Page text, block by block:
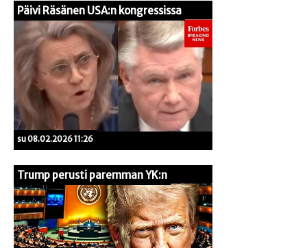
Päivi Räsänen USA:n kongressissa
su 08.02.2026 11:26
Trump perusti paremman YK:n